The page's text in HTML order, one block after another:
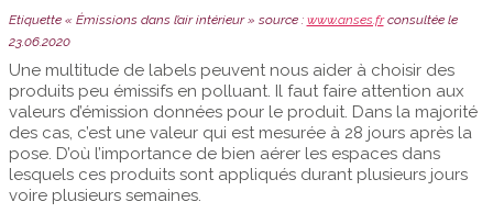
Etiquette « Émissions dans l’air intérieur » source : www.anses.frconsultée le
23.06.2020
Une multitude de labels peuvent nous aider à choisir des
produits peu émissifs en polluant. Il faut faire attention aux
valeurs d’émission données pour le produit. Dans la majorité
des cas, c’est une valeur qui est mesurée à 28 jours après la
pose. D’où l’importance de bien aérer les espaces dans
lesquels ces produits sont appliqués durant plusieurs jours
voire plusieurs semaines.